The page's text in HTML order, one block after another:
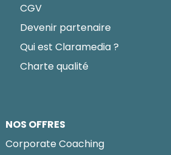
CGV
Devenir partenaire
Qui est Claramedia ?
Charte qualité
NOS OFFRES
Corporate Coaching